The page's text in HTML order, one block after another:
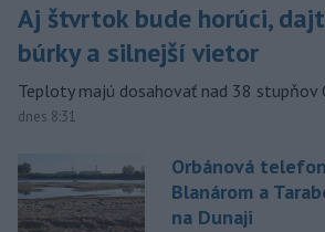
Aj štvrtok bude horúci,
búrky a silnejší vietor
Teploty majú dosahovať nad 38 stupňov
dnes 8:31
Orbánová
Blanárom a
na Dunaji